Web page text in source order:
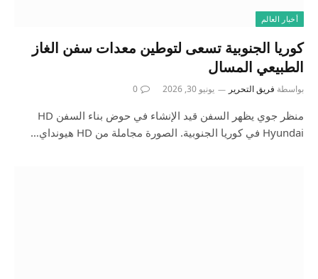
أخبار العالم
كوريا الجنوبية تسعى لتوطين معدات سفن الغاز
الطبيعي المسال
بواسطة فريق التحرير يونيو 30, 2026 0
منظر جوي يظهر السفن قيد الإنشاء في حوض بناء السفن HD
Hyundai في كوريا الجنوبية. الصورة مجاملة من HD هيونداي…